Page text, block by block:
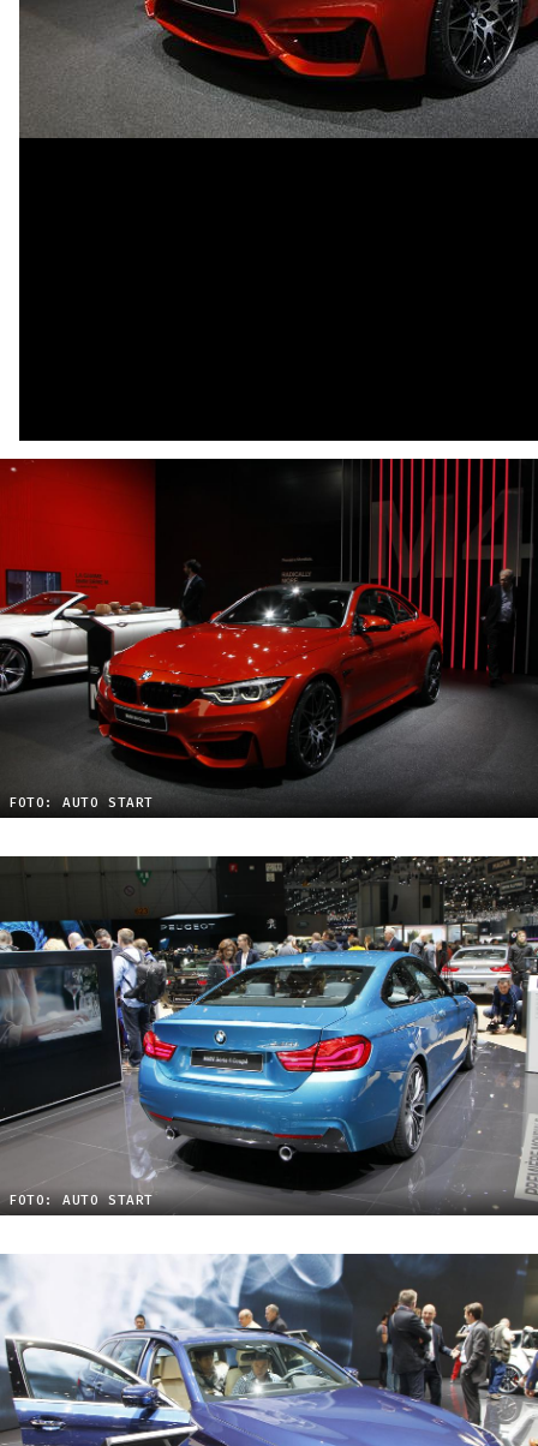
FOTO: AUTO START
FOTO: AUTO START